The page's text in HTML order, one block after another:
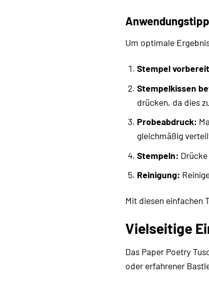
Um optimale
Stempel
Stempelkissen
drücken, da dies
Probeabdruck:
gleichmäßig
Stempeln:
Reinigung:
Mit diesen einfachen
Vielseitige
Das Paper Poetry
oder erfahrener